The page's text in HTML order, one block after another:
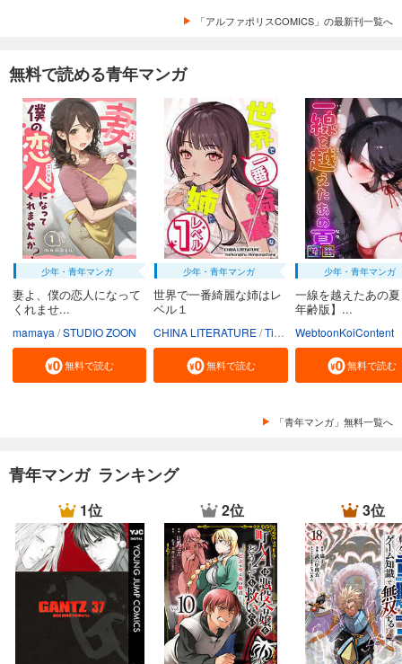
「アルファポリスCOMICS」の最新刊一覧へ
無料で読める青年マンガ
少年・青年マンガ
妻よ、僕の恋人になって
くれませ...
mamaya STUDIO ZOON
無料で読む
少年・青年マンガ
世界で一番綺麗な姉はレ
ベル１
CHINA LITERATURE Tiankongshu Mangongchang
無料で読む
少年・青年マンガ
一線を越えたあの
年齢版】...
WebtoonKoiContent
無料で読む
「青年マンガ」無料一覧へ
青年マンガ ランキング
1位 2位 3位